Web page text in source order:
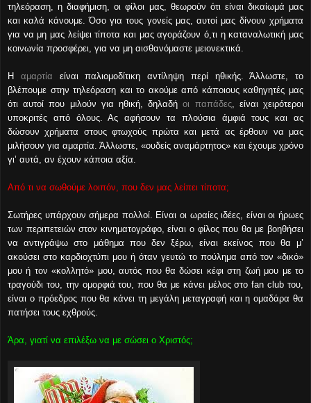
τηλεόραση, η διαφήμιση, οι φίλοι μας, θεωρούν ότι είναι δικαίωμά μας
και καλά κάνουμε. Όσο για τους γονείς μας, αυτοί μας δίνουν χρήματα
για να μη μας λείψει τίποτα και μας αγοράζουν ό,τι η καταναλωτική μας
κοινωνία προσφέρει, για να μη αισθανόμαστε μειονεκτικά.
Η αμαρτία είναι παλιομοδίτικη αντίληψη περί ηθικής. Άλλωστε, το
βλέπουμε στην τηλεόραση και το ακούμε από κάποιους καθηγητές μας
ότι αυτοί που μιλούν για ηθική, δηλαδήοι παπάδες, είναι χειρότεροι
υποκριτές από όλους. Ας αφήσουν τα πλούσια άμφιά τους και ας
δώσουν χρήματα στους φτωχούς πρώτα και μετά ας έρθουν να μας
μιλήσουν για αμαρτία. Άλλωστε, «ουδείς αναμάρτητος» και έχουμε χρόνο
γι’ αυτά, αν έχουν κάποια αξία.
Από τι να σωθούμε λοιπόν, που δεν μας λείπει τίποτα;
Σωτήρες υπάρχουν σήμερα πολλοί. Είναι οι ωραίες ιδέες, είναι οι ήρωες
των περιπετειών στον κινηματογράφο, είναι ο φίλος που θα με βοηθήσει
να αντιγράψω στο μάθημα που δεν ξέρω, είναι εκείνος που θα μ’
ακούσει στο καρδιοχτύπι μου ή όταν γευτώ το πούλημα από τον «δικό»
μου ή τον «κολλητό» μου, αυτός που θα δώσει κέφι στη ζωή μου με το
τραγούδι του, την ομορφιά του, που θα με κάνει μέλος στο fan club του,
είναι ο πρόεδρος που θα κάνει τη μεγάλη μεταγραφή και η ομαδάρα θα
πατήσει τους εχθρούς.
Άρα, γιατί να επιλέξω να με σώσει ο Χριστός;